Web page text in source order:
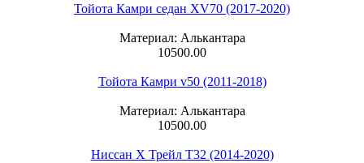
Тойота Камри седан XV70 (2017-2020)
Материал: Алькантара
10500.00
Тойота Камри v50 (2011-2018)
Материал: Алькантара
10500.00
Ниссан Х Трейл T32 (2014-2020)